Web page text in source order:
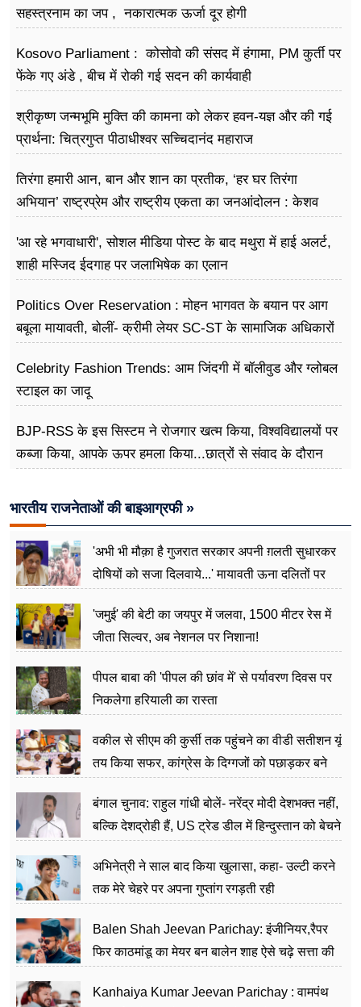
सहस्त्रनाम का जप , नकारात्मक ऊर्जा दूर होगी
Kosovo Parliament : कोसोवो की संसद में हंंगामा, PM कुर्ती पर
फेंके गए अंडे , बीच में रोकी गई सदन की कार्यवाही
श्रीकृष्ण जन्मभूमि मुक्ति की कामना को लेकर हवन-यज्ञ और की गई
प्रार्थना: चित्रगुप्त पीठाधीश्वर सच्चिदानंद महाराज
तिरंगा हमारी आन, बान और शान का प्रतीक, ‘हर घर तिरंगा
अभियान’ राष्ट्रप्रेम और राष्ट्रीय एकता का जनआंदोलन : केशव
'आ रहे भगवाधारी', सोशल मीडिया पोस्ट के बाद मथुरा में हाई अलर्ट,
शाही मस्जिद ईदगाह पर जलाभिषेक का एलान
Politics Over Reservation : मोहन भागवत के बयान पर आग
बबूला मायावती, बोलीं- क्रीमी लेयर SC-ST के सामाजिक अधिकारों
Celebrity Fashion Trends: आम जिंदगी में बॉलीवुड और ग्लोबल
स्टाइल का जादू
BJP-RSS के इस सिस्टम ने रोजगार खत्म किया, विश्वविद्यालयों पर
कब्जा किया, आपके ऊपर हमला किया...छात्रों से संवाद के दौरान
भारतीय राजनेताओं की बाइआग्रफी »
'अभी भी मौक़ा है गुजरात सरकार अपनी ग़लती सुधारकर
दोषियों को सजा दिलवाये...' मायावती ऊना दलितों पर
'जमुई' की बेटी का जयपुर में जलवा, 1500 मीटर रेस में
जीता सिल्वर, अब नेशनल पर निशाना!
पीपल बाबा की 'पीपल की छांव में' से पर्यावरण दिवस पर
निकलेगा हरियाली का रास्ता
वकील से सीएम की कुर्सी तक पहुंचने का वीडी सतीशन यूं
तय किया सफर, कांग्रेस के दिग्गजों को पछाड़कर बने
बंगाल चुनाव: राहुल गांधी बोलें- नरेंद्र मोदी देशभक्त नहीं,
बल्कि देशद्रोही हैं, US ट्रेड डील में हिन्दुस्तान को बेचने
अभिनेत्री ने साल बाद किया खुलासा, कहा- उल्टी करने
तक मेरे चेहरे पर अपना गुप्तांग रगड़ती रही
Balen Shah Jeevan Parichay: इंजीनियर,रैपर
फिर काठमांडू का मेयर बन बालेन शाह ऐसे चढ़े सत्ता की
Kanhaiya Kumar Jeevan Parichay : वामपंथ